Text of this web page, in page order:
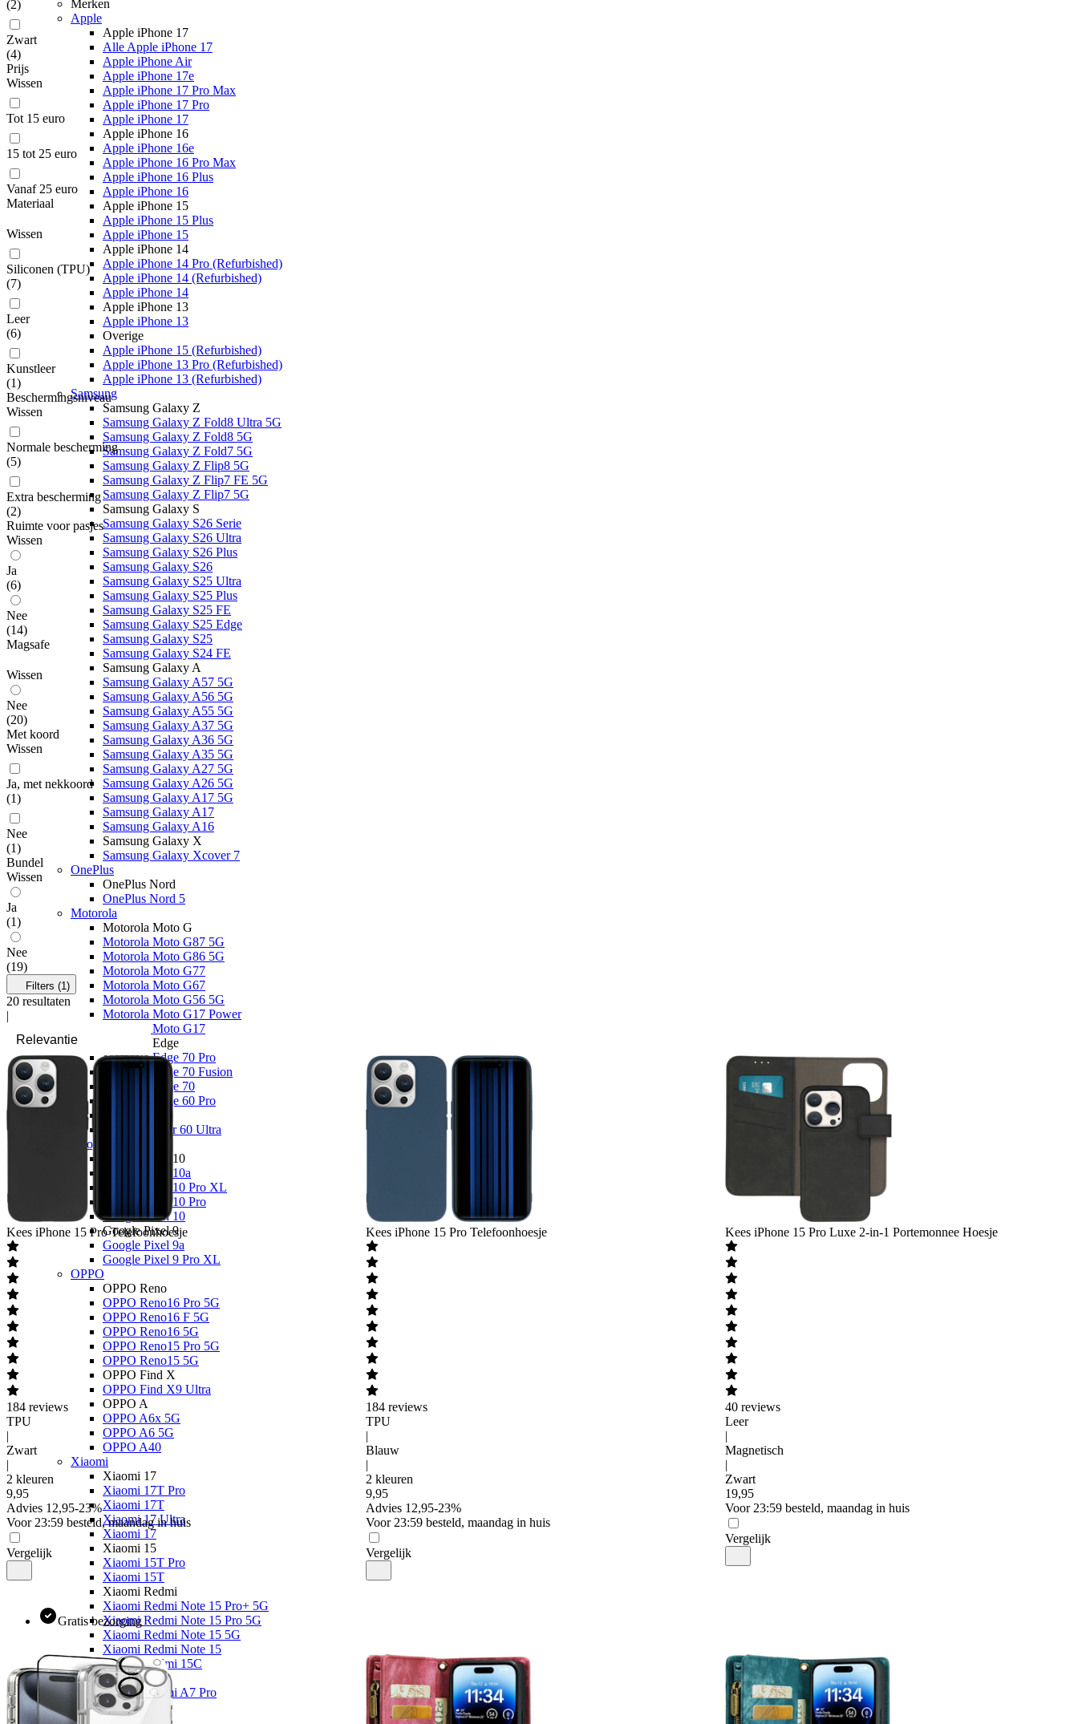
Merken
Apple
Apple iPhone 17
Alle Apple iPhone 17
Apple iPhone Air
Apple iPhone 17e
Apple iPhone 17 Pro Max
Apple iPhone 17 Pro
Apple iPhone 17
Apple iPhone 16
Apple iPhone 16e
Apple iPhone 16 Pro Max
Apple iPhone 16 Plus
Apple iPhone 16
Apple iPhone 15
Apple iPhone 15 Plus
Apple iPhone 15
Apple iPhone 14
Apple iPhone 14 Pro (Refurbished)
Apple iPhone 14 (Refurbished)
Apple iPhone 14
Apple iPhone 13
Apple iPhone 13
Overige
Apple iPhone 15 (Refurbished)
Apple iPhone 13 Pro (Refurbished)
Apple iPhone 13 (Refurbished)
Samsung
Samsung Galaxy Z
Samsung Galaxy Z Fold8 Ultra 5G
Samsung Galaxy Z Fold8 5G
Samsung Galaxy Z Fold7 5G
Samsung Galaxy Z Flip8 5G
Samsung Galaxy Z Flip7 FE 5G
Samsung Galaxy Z Flip7 5G
Samsung Galaxy S
Samsung Galaxy S26 Serie
Samsung Galaxy S26 Ultra
Samsung Galaxy S26 Plus
Samsung Galaxy S26
Samsung Galaxy S25 Ultra
Samsung Galaxy S25 Plus
Samsung Galaxy S25 FE
Samsung Galaxy S25 Edge
Samsung Galaxy S25
Samsung Galaxy S24 FE
Samsung Galaxy A
Samsung Galaxy A57 5G
Samsung Galaxy A56 5G
Samsung Galaxy A55 5G
Samsung Galaxy A37 5G
Samsung Galaxy A36 5G
Samsung Galaxy A35 5G
Samsung Galaxy A27 5G
Samsung Galaxy A26 5G
Samsung Galaxy A17 5G
Samsung Galaxy A17
Samsung Galaxy A16
Samsung Galaxy X
Samsung Galaxy Xcover 7
OnePlus
OnePlus Nord
OnePlus Nord 5
Motorola
Motorola Moto G
Motorola Moto G87 5G
Motorola Moto G86 5G
Motorola Moto G77
Motorola Moto G67
Motorola Moto G56 5G
Motorola Moto G17 Power
Motorola Moto G17
Motorola Edge
Motorola Edge 70 Pro
Motorola Edge 70 Fusion
Motorola Edge 70
Motorola Edge 60 Pro
Motorola Razr 60 Ultra
Google
Google Pixel 10
Google Pixel 10a
Google Pixel 10 Pro XL
Google Pixel 10 Pro
Google Pixel 10
Google Pixel 9
Google Pixel 9a
Google Pixel 9 Pro XL
OPPO
OPPO Reno
OPPO Reno16 Pro 5G
OPPO Reno16 F 5G
OPPO Reno16 5G
OPPO Reno15 Pro 5G
OPPO Reno15 5G
OPPO Find X
OPPO Find X9 Ultra
OPPO A
OPPO A6x 5G
OPPO A6 5G
OPPO A40
Xiaomi
Xiaomi 17
Xiaomi 17T Pro
Xiaomi 17T
Xiaomi 17 Ultra
Xiaomi 17
Xiaomi 15
Xiaomi 15T Pro
Xiaomi 15T
Xiaomi Redmi
Xiaomi Redmi Note 15 Pro+ 5G
Xiaomi Redmi Note 15 Pro 5G
Xiaomi Redmi Note 15 5G
Xiaomi Redmi Note 15
Xiaomi Redmi 15C
Overige
Xiaomi Redmi A7 Pro
Nothing
(2)
Zwart
(4)
Prijs
Wissen
Tot 15 euro
15 tot 25 euro
Vanaf 25 euro
Materiaal
Wissen
Siliconen (TPU)
(7)
Leer
(6)
Kunstleer
(1)
Beschermingsniveau
Wissen
Normale bescherming
(5)
Extra bescherming
(2)
Ruimte voor pasjes
Wissen
Ja
(6)
Nee
(14)
Magsafe
Wissen
Nee
(20)
Met koord
Wissen
Ja, met nekkoord
(1)
Nee
(1)
Bundel
Wissen
Ja
(1)
Nee
(19)
Filters (1)
20 resultaten
|
Kees iPhone 15 Pro Telefoonhoesje
184 reviews
TPU
|
Zwart
|
2 kleuren
9,95
Advies 12,95-23%
Voor 23:59 besteld, maandag in huis
Vergelijk
Kees iPhone 15 Pro Telefoonhoesje
184 reviews
TPU
|
Blauw
|
2 kleuren
9,95
Advies 12,95-23%
Voor 23:59 besteld, maandag in huis
Vergelijk
Kees iPhone 15 Pro Luxe 2-in-1 Portemonnee Hoesje
40 reviews
Leer
|
Magnetisch
|
Zwart
19,95
Voor 23:59 besteld, maandag in huis
Vergelijk
Gratis bezorging